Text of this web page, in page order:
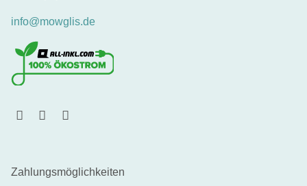
info@mowglis.de
Zahlungsmöglichkeiten